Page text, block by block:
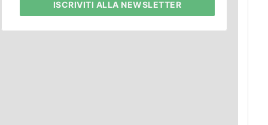
ISCRIVITI ALLA NEWSLETTER